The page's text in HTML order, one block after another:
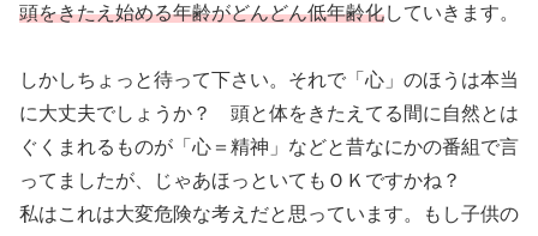
頭をきたえ始める年齢がどんどん低年齢化していきます。
しかしちょっと待って下さい。それで「心」のほうは本当
に大丈夫でしょうか？ 頭と体をきたえてる間に自然とは
ぐくまれるものが「心＝精神」などと昔なにかの番組で言
ってましたが、じゃあほっといてもＯＫですかね？
私はこれは大変危険な考えだと思っています。もし子供の